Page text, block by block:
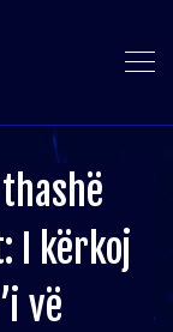
I kërkoj
vë